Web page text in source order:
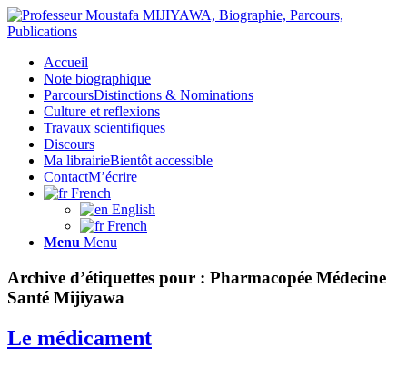
Accueil
Note biographique
ParcoursDistinctions & Nominations
Culture et reflexions
Travaux scientifiques
Discours
Ma librairieBientôt accessible
ContactM’écrire
French
English
French
Menu Menu
Archive d’étiquettes pour : Pharmacopée Médecine
Santé Mijiyawa
Le médicament